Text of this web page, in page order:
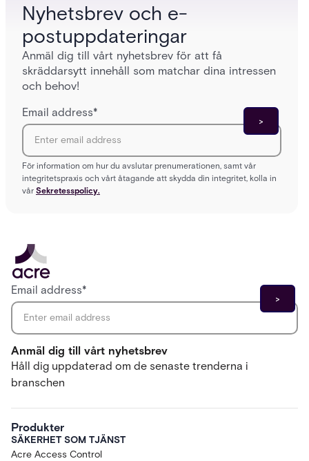
Nyhetsbrev och e-
postuppdateringar
Anmäl dig till vårt nyhetsbrev för att få
skräddarsytt innehåll som matchar dina intressen
och behov!
Email address*
För information om hur du avslutar prenumerationen, samt vår
integritetspraxis och vårt åtagande att skydda din integritet, kolla in
vår Sekretesspolicy.
Anmäl dig till vårt nyhetsbrev
Håll dig uppdaterad om de senaste trenderna i
branschen
Email address*
Produkter
SÄKERHET SOM TJÄNST
Acre Access Control